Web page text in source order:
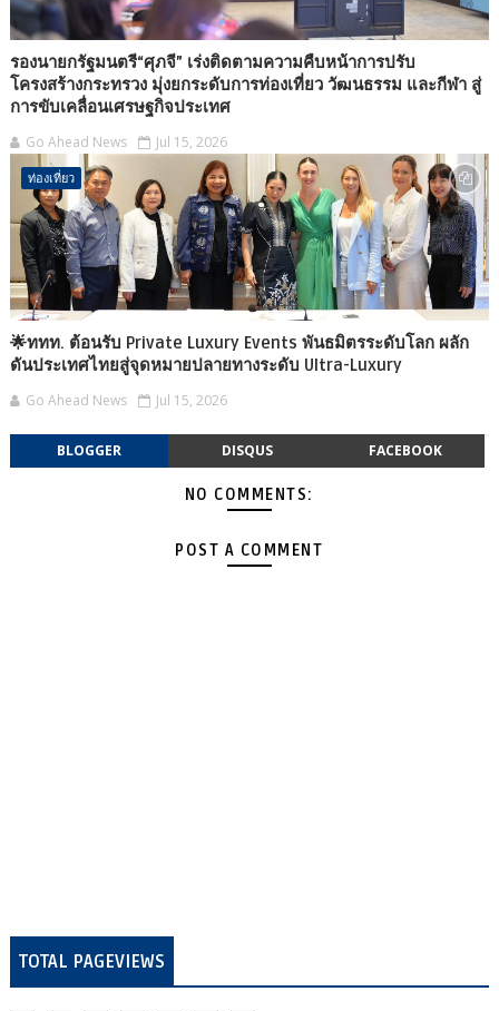
รองนายกรัฐมนตรี“ศุภจี” เร่งติดตามความคืบหน้าการปรับ
โครงสร้างกระทรวง มุ่งยกระดับการท่องเที่ยว วัฒนธรรม และกีฬา สู่
การขับเคลื่อนเศรษฐกิจประเทศ
Go Ahead News Jul 15, 2026
ท่องเที่ยว
🌟ททท. ต้อนรับ Private Luxury Events พันธมิตรระดับโลก ผลัก
ดันประเทศไทยสู่จุดหมายปลายทางระดับ Ultra-Luxury
Go Ahead News Jul 15, 2026
BLOGGER DISQUS FACEBOOK
NO COMMENTS:
POST A COMMENT
TOTAL PAGEVIEWS